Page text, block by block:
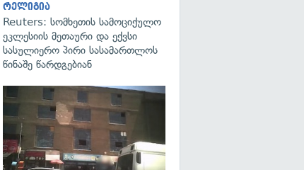
გადახედვა
რელიგია
Reuters: სომხეთის სამოციქულო
ეკლესიის მეთაური და ექვსი
სასულიერო პირი სასამართლოს
წინაშე წარდგებიან